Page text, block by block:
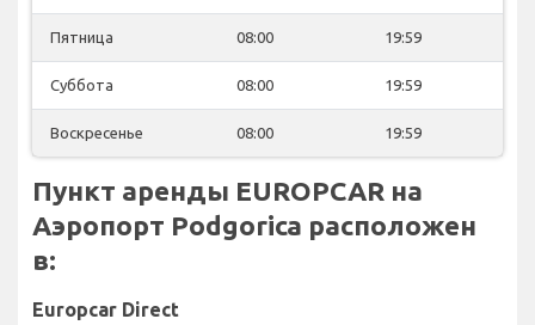
Пятница 08:00 19:59
Суббота 08:00 19:59
Воскресенье 08:00 19:59
Пункт аренды EUROPCAR на
Аэропорт Podgorica расположен
в:
Europcar Direct